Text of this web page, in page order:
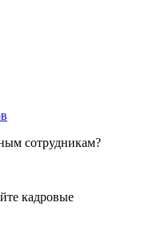
сотрудникам?
кадровые